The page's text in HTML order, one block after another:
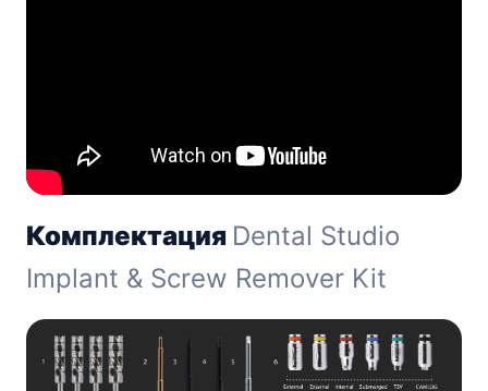
Комплектация Dental Studio
Implant & Screw Remover Kit